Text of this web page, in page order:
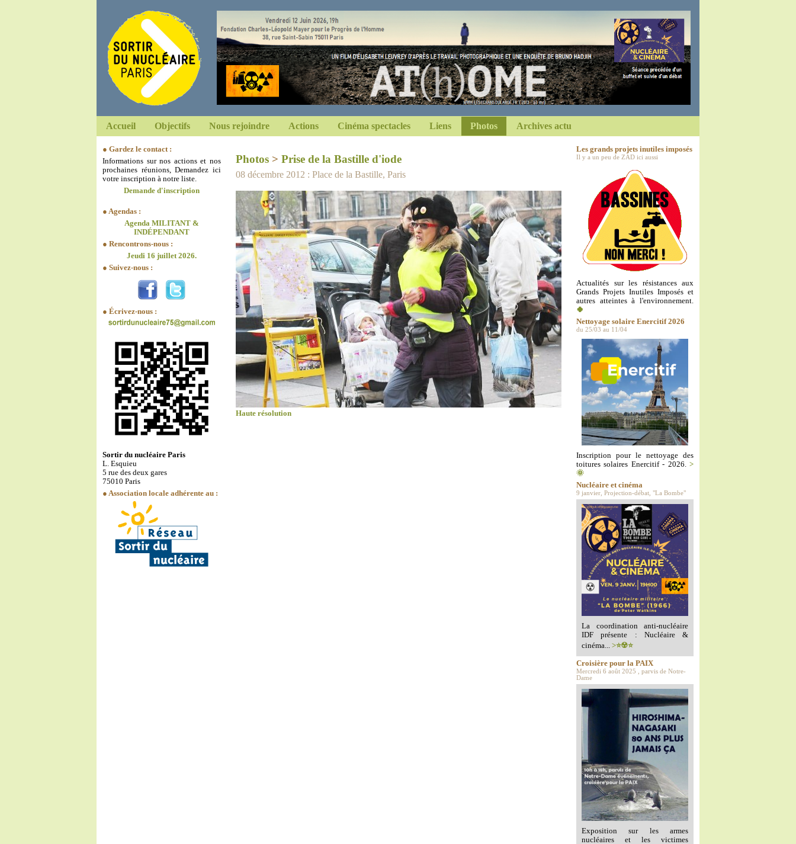
Accueil Objectifs Nous rejoindre Actions Cinéma spectacles Liens Photos Archives actu
● Gardez le contact :
Informations sur nos actions et nos
prochaines réunions, Demandez ici
votre inscription à notre liste.
Demande d'inscription
● Agendas :
Agenda MILITANT &
INDÉPENDANT
● Rencontrons-nous :
Jeudi 16 juillet 2026.
● Suivez-nous :
● Écrivez-nous :
Sortir du nucléaire Paris
L. Esquieu
5 rue des deux gares
75010 Paris
● Association locale adhérente au :
Photos > Prise de la Bastille d'iode
08 décembre 2012 : Place de la Bastille, Paris
Haute résolution
Les grands projets inutiles imposés
Il y a un peu de ZAD ici aussi
Actualités sur les résistances aux
Grands Projets Inutiles Imposés et
autres atteintes à l'environnement.
🍀
Nettoyage solaire Enercitif 2026
du 25/03 au 11/04
Inscription pour le nettoyage des
toitures solaires Enercitif - 2026.>
🌞
Nucléaire et cinéma
9 janvier, Projection-débat, "La Bombe"
La coordination anti-nucléaire
IDF présente : Nucléaire &
cinéma... >⭐️☢️⭐️
Croisière pour la PAIX
Mercredi 6 août 2025 , parvis de Notre-
Dame
Exposition sur les armes
nucléaires et les victimes